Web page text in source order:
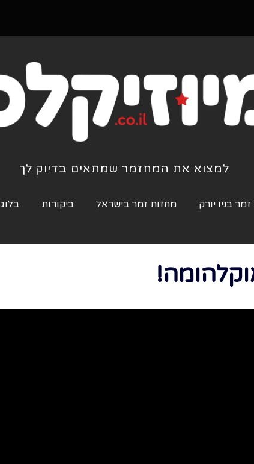
למצוא את המחזמר שמתאים בדיוק לך
בניו יורק מחזות זמר בישראל ביקורות בלוג